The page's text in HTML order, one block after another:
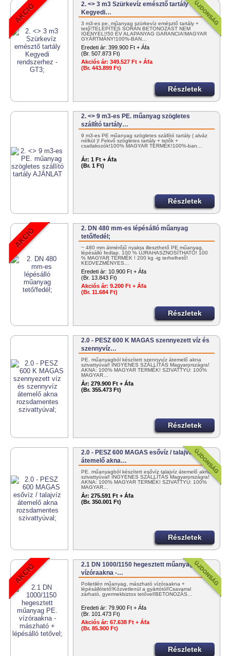
2. <> 3 m3 Szürkevíz emésztő tartály
Kegyedi…
3 m3-es pe. műanyag szürkevíz emésztő tartály +
tető!TELEPÍTÉS SORÁN BETONOZÁST NEM
IGÉNYEL!!50 ÉV ALAPANYAG GARANCIA!MAGYAR
GYÁRTMÁNY!100%-BAN…
Eredeti ár: 399.900 Ft + Áfa
(Br. 507.873 Ft)
Akciós ár: 349.527 Ft + Áfa
(Br. 443.899 Ft)
Részletek
2. <> 9 m3-es PE. műanyag szögletes
szállító tartály…
9 m3-es PE műanyag szögletes szállító tartály ( alváz
nélkül )! Fekvő szögletes tartály + tetők +
csatlakozók!100% MAGYAR TERMÉK!100%-ban…
Ár: 1 Ft + Áfa
(Br. 1 Ft)
Részletek
2. DN 480 mm-es lépésálló műanyag
tető/fedél;
~ 480 mm átmérőjű nyakra illeszthető PE műanyag,
lépésálló fedlap. 100 % ÚJRAHASZNOSÍTHATÓ! 100
% MAGYAR TERMÉK ! 200 kg -ig terhelhető!
KEDVEZMÉNYES…
Eredeti ár: 10.900 Ft + Áfa
(Br. 13.843 Ft)
Akciós ár: 9.200 Ft + Áfa
(Br. 11.684 Ft)
Részletek
2.0 - PESZ 600 K MAGAS szennyezett víz és
szennyvíz…
PE. műanyagból készített szennyvíz átemelő akna
szivattyúval! INGYENES SZÁLLÍTÁS Magyarországra!
AKNA: 100% MAGYAR TERMÉK! SZIVATTYÚ: 100%
MAGYAR…
Ár: 279.900 Ft + Áfa
(Br. 355.473 Ft)
Részletek
2.0 - PESZ 600 MAGAS esővíz / talajvíz
átemelő akna…
PE. műanyagból készített esővíz talajvíz átemelő akna
szivattyúval! INGYENES SZÁLLÍTÁS Magyarországra!
AKNA: 100% MAGYAR TERMÉK! SZIVATTYÚ: 100%
MAGYAR…
Ár: 275.591 Ft + Áfa
(Br. 350.001 Ft)
Részletek
2.1 DN 1000/1150 hegesztett műanyag PE.
vízóraakna -…
Polietilén műanyag, mászható vízóraakna +
lépésállótető!Közvetlenül a gyártótól!Csavarral
zárható, gyermekbiztos tetővel!BETONOZÁS…
Eredeti ár: 79.900 Ft + Áfa
(Br. 101.473 Ft)
Akciós ár: 67.638 Ft + Áfa
(Br. 85.900 Ft)
Részletek